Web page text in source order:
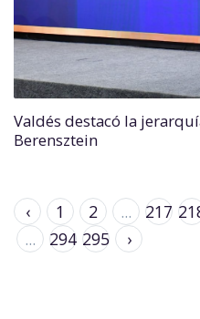
Valdés destacó la
Berensztein
‹ 1 2 ... 217
...
294 295 ›